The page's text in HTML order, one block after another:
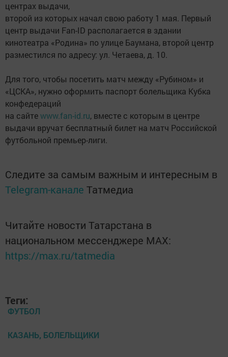
центрах выдачи,
второй из которых начал свою работу 1 мая. Первый
центр выдачи Fan-ID располагается в здании
кинотеатра «Родина» по улице Баумана, второй центр
разместился по адресу: ул. Четаева, д. 10.
Для того, чтобы посетить матч между «Рубином» и
«ЦСКА», нужно оформить паспорт болельщика Кубка
конфедераций
на сайтеwww.fan-id.ru, вместе с которым в центре
выдачи вручат бесплатный билет на матч Российской
футбольной премьер-лиги.
Следите за самым важным и интересным в
Telegram-канале Татмедиа
Читайте новости Татарстана в
национальном мессенджере MАХ:
https://max.ru/tatmedia
Теги:
ФУТБОЛ
КАЗАНЬ, БОЛЕЛЬЩИКИ